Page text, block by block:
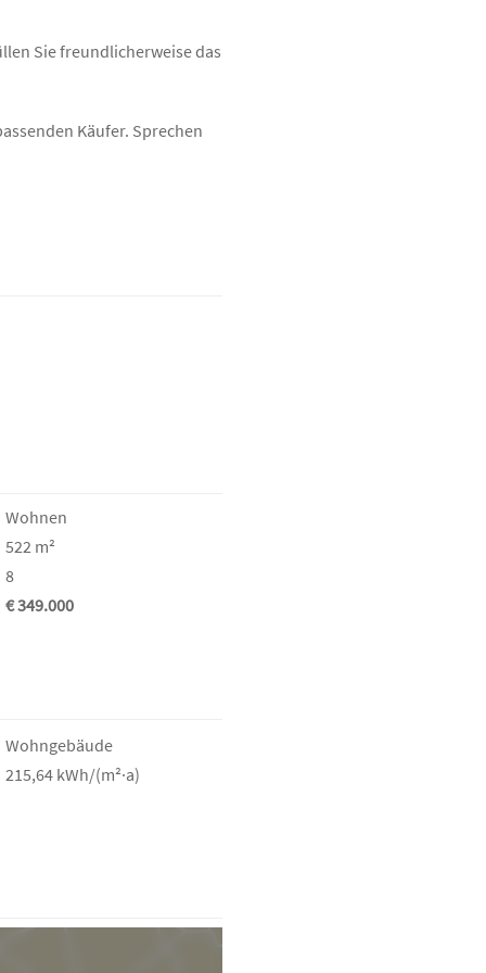
Sie freundlicherweise das
Käufer. Sprechen
Wohnen
522 m²
8
€ 349.000
Wohngebäude
215,64 kWh/(m²·a)